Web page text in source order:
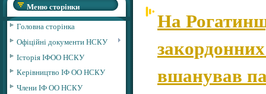
Меню сторінки
Головна сторінка
Офіційні документи НСКУ
Історія ІФОО НСКУ
Керівництво ІФ ОО НСКУ
Члени ІФ ОО НСКУ
На
вшанував